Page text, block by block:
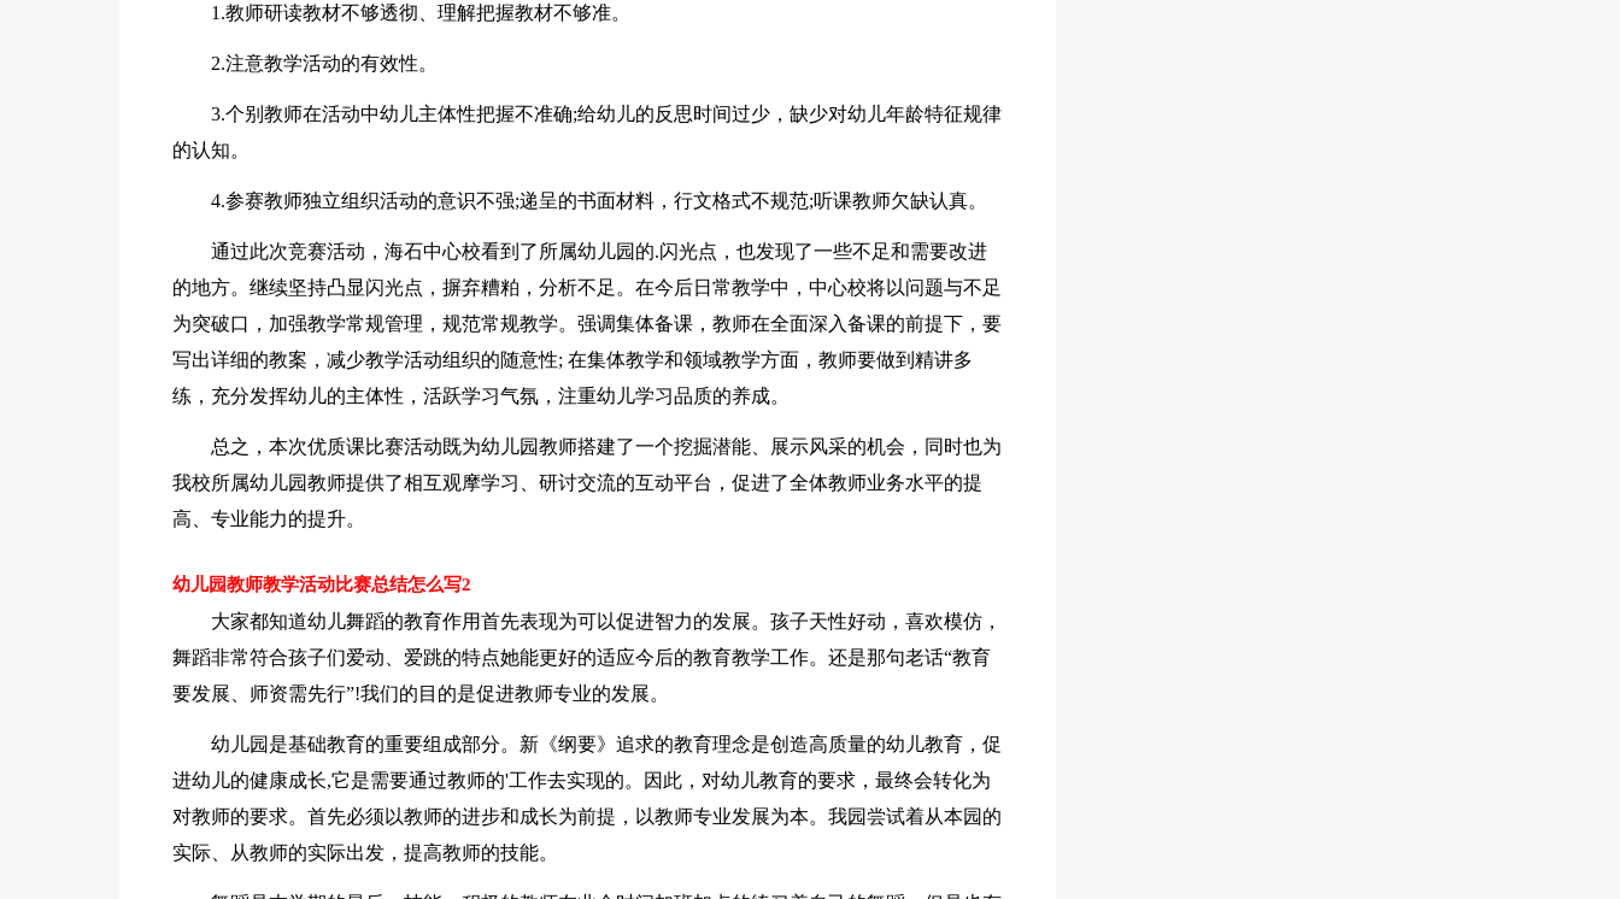
1.教师研读教材不够透彻、理解把握教材不够准。
2.注意教学活动的有效性。
3.个别教师在活动中幼儿主体性把握不准确;给幼儿的反思时间过少，缺少对幼儿年龄特征规律
的认知。
4.参赛教师独立组织活动的意识不强;递呈的书面材料，行文格式不规范;听课教师欠缺认真。
通过此次竞赛活动，海石中心校看到了所属幼儿园的.闪光点，也发现了一些不足和需要改进
的地方。继续坚持凸显闪光点，摒弃糟粕，分析不足。在今后日常教学中，中心校将以问题与不足
为突破口，加强教学常规管理，规范常规教学。强调集体备课，教师在全面深入备课的前提下，要
写出详细的教案，减少教学活动组织的随意性; 在集体教学和领域教学方面，教师要做到精讲多
练，充分发挥幼儿的主体性，活跃学习气氛，注重幼儿学习品质的养成。
总之，本次优质课比赛活动既为幼儿园教师搭建了一个挖掘潜能、展示风采的机会，同时也为
我校所属幼儿园教师提供了相互观摩学习、研讨交流的互动平台，促进了全体教师业务水平的提
高、专业能力的提升。
幼儿园教师教学活动比赛总结怎么写2
大家都知道幼儿舞蹈的教育作用首先表现为可以促进智力的发展。孩子天性好动，喜欢模仿，
舞蹈非常符合孩子们爱动、爱跳的特点她能更好的适应今后的教育教学工作。还是那句老话“教育
要发展、师资需先行”!我们的目的是促进教师专业的发展。
幼儿园是基础教育的重要组成部分。新《纲要》追求的教育理念是创造高质量的幼儿教育，促
进幼儿的健康成长,它是需要通过教师的'工作去实现的。因此，对幼儿教育的要求，最终会转化为
对教师的要求。首先必须以教师的进步和成长为前提，以教师专业发展为本。我园尝试着从本园的
实际、从教师的实际出发，提高教师的技能。